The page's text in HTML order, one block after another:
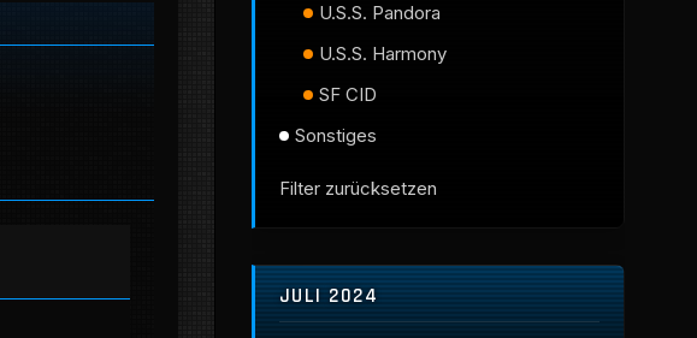
U.S.S. Pandora
U.S.S. Harmony
SF CID
Sonstiges
Filter zurücksetzen
JULI 2024